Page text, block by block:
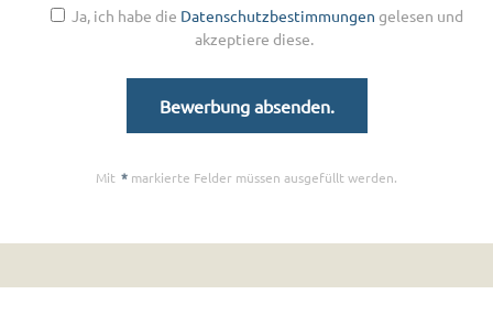
Ja, ich habe die Datenschutzbestimmungen gelesen und
akzeptiere diese.
Mit *markierte Felder müssen ausgefüllt werden.